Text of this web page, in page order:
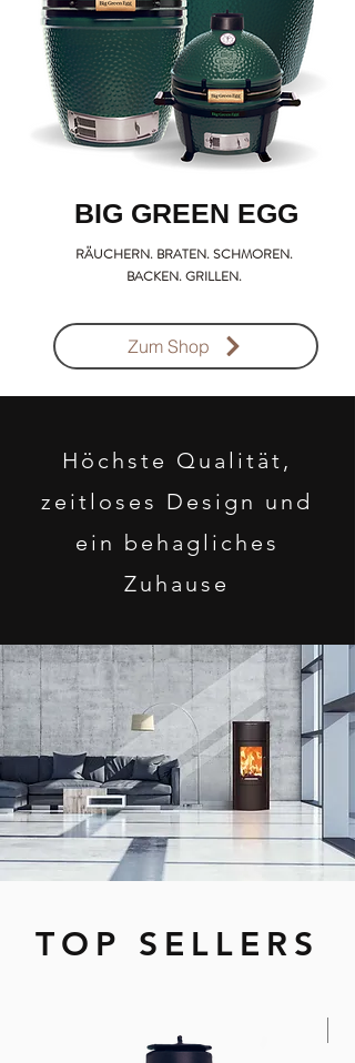
BIG GREEN EGG
RÄUCHERN. BRATEN. SCHMOREN.
BACKEN. GRILLEN.
Zum Shop
Höchste Qualität,
zeitloses Design und
ein behagliches
Zuhause
TOP SELLERS